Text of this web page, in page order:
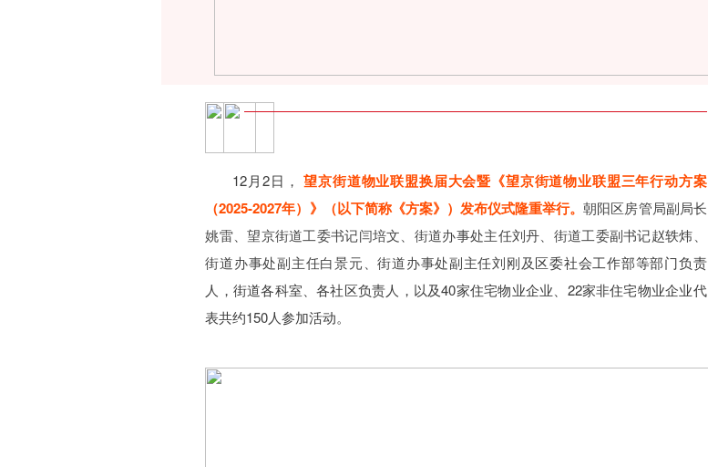
12月2日， 望京街道物业联盟换届大会暨《望京街道物业联盟三年行动方案
（2025-2027年）》（以下简称《方案》）发布仪式隆重举行。朝阳区房管局副局长
姚雷、望京街道工委书记闫培文、街道办事处主任刘丹、街道工委副书记赵轶炜、
街道办事处副主任白景元、街道办事处副主任刘刚及区委社会工作部等部门负责
人，街道各科室、各社区负责人，以及40家住宅物业企业、22家非住宅物业企业代
表共约150人参加活动。